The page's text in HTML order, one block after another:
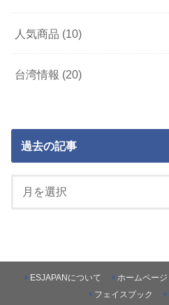
人気商品 (10)
台湾情報 (20)
過去の記事
ESJAPANについて ホームページ
フェイスブック